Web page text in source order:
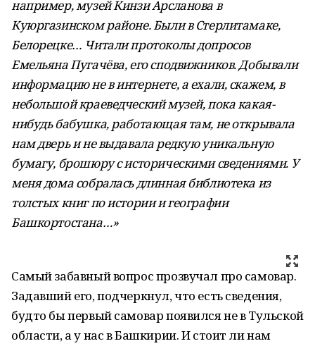
например, музей Кинзи Арсланова в
Куюргазинском районе. Были в Стерлитамаке,
Белорецке… Читали протоколы допросов
Емельяна Пугачёва, его сподвижников. Добывали
информацию не в интернете, а ехали, скажем, в
небольшой краеведческий музей, пока какая-
нибудь бабушка, работающая там, не открывала
нам дверь и не выдавала редкую уникальную
бумагу, брошюру с историческими сведениями. У
меня дома собралась длинная библиотека из
толстых книг по истории и географии
Башкортостана…»
Самый забавный вопрос прозвучал про самовар.
Задавший его, подчеркнул, что есть сведения,
будто бы первый самовар появился не в Тульской
области, а у нас в Башкирии. И стоит ли нам